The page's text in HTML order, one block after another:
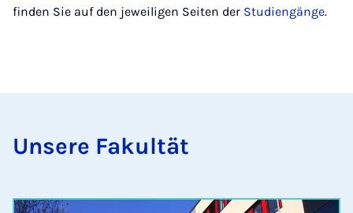
finden Sie auf den jeweiligen Seiten der Studiengänge.
Un­se­re Fa­kul­tät